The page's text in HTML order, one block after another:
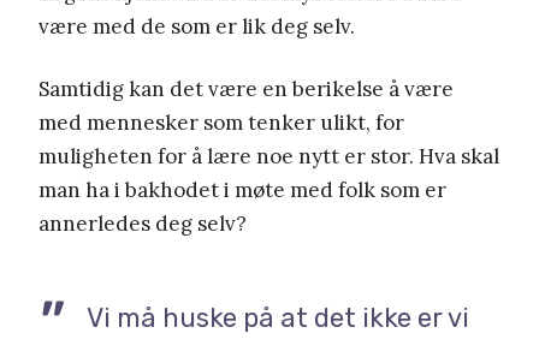
være med de som er lik deg selv.
Samtidig kan det være en berikelse å være
med mennesker som tenker ulikt, for
muligheten for å lære noe nytt er stor. Hva skal
man ha i bakhodet i møte med folk som er
annerledes deg selv?
Vi må huske på at det ikke er vi